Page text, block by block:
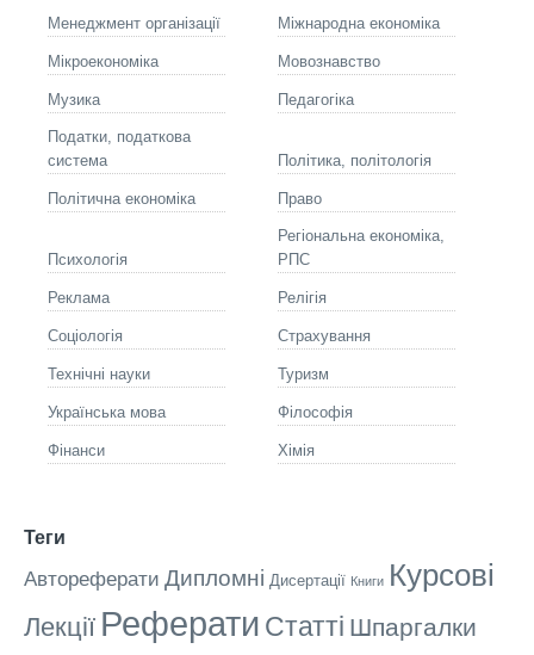
Менеджмент організації Міжнародна економіка
Мікроекономіка Мовознавство
Музика Педагогіка
Податки, податкова
система
Політика, політологія
Політична економіка Право
Психологія
Регіональна економіка,
РПС
Реклама Релігія
Соціологія Страхування
Технічні науки Туризм
Українська мова Філософія
Фінанси Хімія
Теги
Автореферати Дипломні Дисертації Книги Курсові
Лекції Реферати Статті Шпаргалки